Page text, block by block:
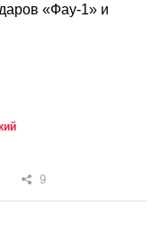
«Фау-1» и
9